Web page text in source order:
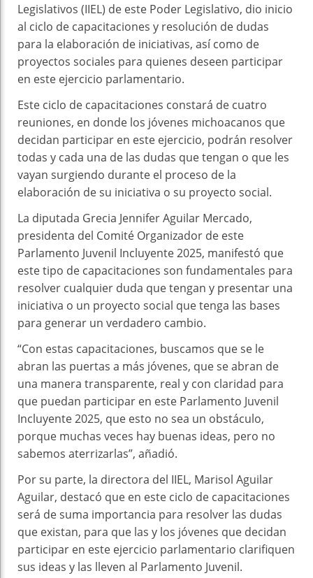
Legislativos (IIEL) de este Poder Legislativo, dio inicio
al ciclo de capacitaciones y resolución de dudas
para la elaboración de iniciativas, así como de
proyectos sociales para quienes deseen participar
en este ejercicio parlamentario.
Este ciclo de capacitaciones constará de cuatro
reuniones, en donde los jóvenes michoacanos que
decidan participar en este ejercicio, podrán resolver
todas y cada una de las dudas que tengan o que les
vayan surgiendo durante el proceso de la
elaboración de su iniciativa o su proyecto social.
La diputada Grecia Jennifer Aguilar Mercado,
presidenta del Comité Organizador de este
Parlamento Juvenil Incluyente 2025, manifestó que
este tipo de capacitaciones son fundamentales para
resolver cualquier duda que tengan y presentar una
iniciativa o un proyecto social que tenga las bases
para generar un verdadero cambio.
“Con estas capacitaciones, buscamos que se le
abran las puertas a más jóvenes, que se abran de
una manera transparente, real y con claridad para
que puedan participar en este Parlamento Juvenil
Incluyente 2025, que esto no sea un obstáculo,
porque muchas veces hay buenas ideas, pero no
sabemos aterrizarlas”, añadió.
Por su parte, la directora del IIEL, Marisol Aguilar
Aguilar, destacó que en este ciclo de capacitaciones
será de suma importancia para resolver las dudas
que existan, para que las y los jóvenes que decidan
participar en este ejercicio parlamentario clarifiquen
sus ideas y las lleven al Parlamento Juvenil.